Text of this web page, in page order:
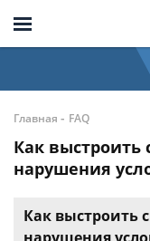
Главная - FAQ
Как выстроить
нарушения
Как выстроить